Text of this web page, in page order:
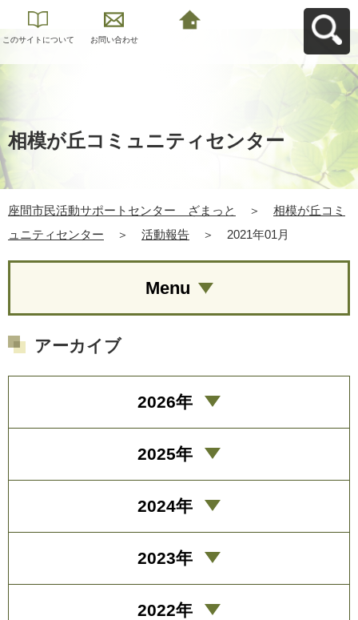
このサイトについて お問い合わせ
相模が丘コミュニティセンター
座間市民活動サポートセンター ざまっと ＞
相模が丘コミ
ュニティセンター
＞ 活動報告 ＞ 2021年01月
Menu
アーカイブ
2026年
2025年
2024年
2023年
2022年